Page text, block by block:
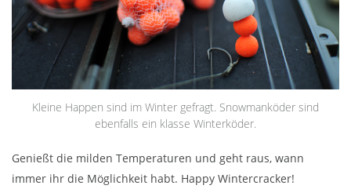
Kleine Happen sind im Winter gefragt. Snowmanköder sind
ebenfalls ein klasse Winterköder.
Genießt die milden Temperaturen und geht raus, wann
immer ihr die Möglichkeit habt. Happy Wintercracker!